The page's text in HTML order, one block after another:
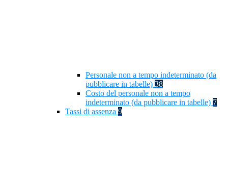
Personale non a tempo indeterminato (da
pubblicare in tabelle) 38
Costo del personale non a tempo
indeterminato (da pubblicare in tabelle) 7
Tassi di assenza 9